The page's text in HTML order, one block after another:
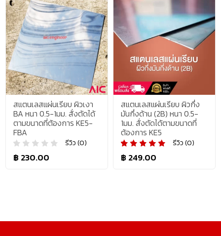
สแตนเลสแผ่นเรียบ ผิวเงา
BA หนา 0.5-1มม. สั่งตัดได้
ตามขนาดที่ต้องการ KE5-
FBA
รีวิว (0)
฿ 230.00
สแตนเลสแผ่นเรียบ ผิวกึ่ง
มันกึ่งด้าน (2B) หนา 0.5-
1มม. สั่งตัดได้ตามขนาดที่
ต้องการ KE5
รีวิว (0)
฿ 249.00